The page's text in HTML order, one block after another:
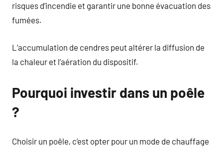
risques d’incendie et garantir une bonne évacuation des
fumées.
L’accumulation de cendres peut altérer la diffusion de
la chaleur et l’aération du dispositif.
Pourquoi investir dans un poêle
?
Choisir un poêle, c’est opter pour un mode de chauffage